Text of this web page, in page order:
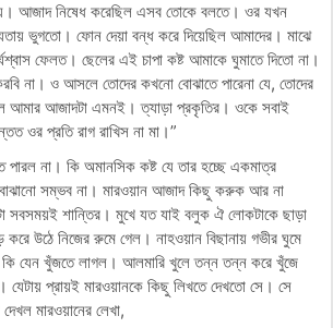
আজাদ নিষেধ করেছিল এসব তোকে বলতে। ওর যখন
ভুগতো। ফোন দেয়া বন্ধ করে দিয়েছিল আমাদের। মাঝে
ফেলত। ছেলের এই চাপা কষ্ট আমাকে ঘুমাতে দিতো না।
না। ও আসলে তোদের কখনো বোঝাতে পারেনা যে, তোদের
আজাদটা এমনই। ত্যাড়া প্রকৃতির। ওকে সবাই
ওর প্রতি রাগ রাখিস না মা।”
পারল না। কি অমানসিক কষ্ট যে তার হচ্ছে একমাত্র
সম্ভব না। মারওয়ান আজাদ কিছু করুক আর না
শান্তির। মুখে যত যাই বলুক ঐ লোকটাকে ছাড়া
উঠে নিজের রুমে গেল। নাহওয়ান বিছানায় গভীর ঘুমে
যেন খুঁজতে লাগল। আলমারি খুলে তন্ন তন্ন করে খুঁজে
যেটায় প্রায়ই মারওয়ানকে কিছু লিখতে দেখতো সে। সে
দেখল মারওয়ানের লেখা,